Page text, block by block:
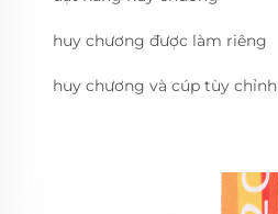
huy chương được làm riêng
huy chương và cúp tùy chỉnh